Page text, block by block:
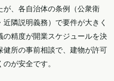
、各自治体の条例（公衆衛
隣説明義務）で要件が大きく
精度が開業スケジュールを決
所の事前相談で、建物が許可
が安全です。